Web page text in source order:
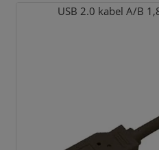
USB 2.0 kabel A/B 1,